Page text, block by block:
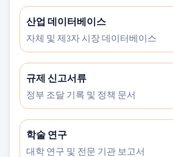
산업 데이터베이스
자체 및 제3자 시장 데이터베이스
규제 신고서류
정부 조달 기록 및 정책 문서
학술 연구
대학 연구 및 전문 기관 보고서